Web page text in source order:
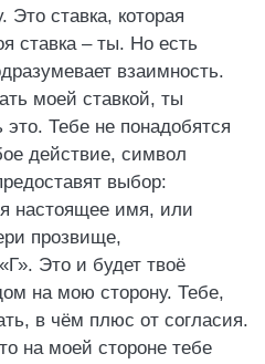
Это ставка, которая
ставка – ты. Но есть
взаимность.
моей ставкой, ты
Тебе не понадобятся
действие, символ
выбор:
настоящее имя, или
прозвище,
Это и будет твоё
на мою сторону. Тебе,
в чём плюс от согласия.
на моей стороне тебе